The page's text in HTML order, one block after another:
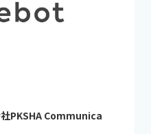
PKSHA Communica